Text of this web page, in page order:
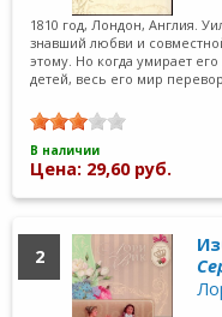
1810 год, Лондон, Англия.
знавший любви и
этому. Но когда умирает
детей, весь его мир
В наличии
Цена: 29,60 руб.
2